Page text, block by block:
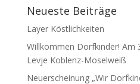
Neueste Beiträge
Layer Köstlichkeiten
Willkommen Dorfkinder! Am
Levje Koblenz-Moselweiß
Neuerscheinung „Wir